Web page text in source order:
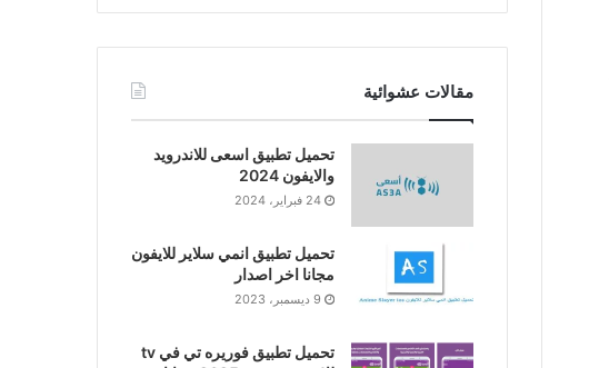
مقالات عشوائية
تحميل تطبيق اسعى للاندرويد
والايفون 2024
24 فبراير، 2024
تحميل تطبيق انمي سلاير للايفون
مجانا اخر اصدار
9 ديسمبر، 2023
تحميل تطبيق فوريره تي في tv